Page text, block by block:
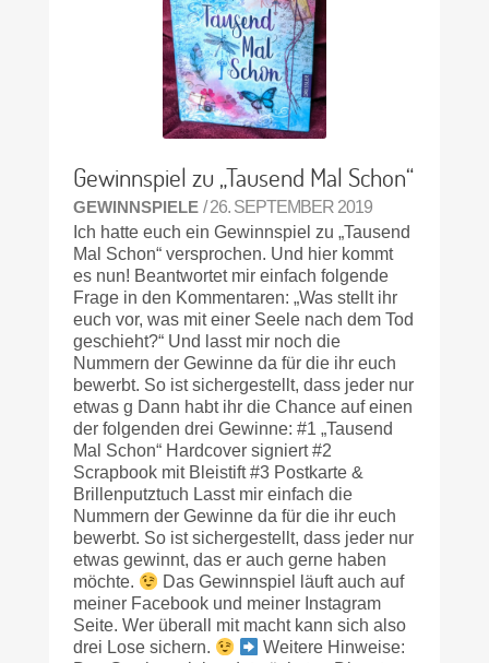
Gewinnspiel zu „Tausend Mal Schon“
GEWINNSPIELE / 26. SEPTEMBER 2019
Ich hatte euch ein Gewinnspiel zu „Tausend
Mal Schon“ versprochen. Und hier kommt
es nun! Beantwortet mir einfach folgende
Frage in den Kommentaren: „Was stellt ihr
euch vor, was mit einer Seele nach dem Tod
geschieht?“ Und lasst mir noch die
Nummern der Gewinne da für die ihr euch
bewerbt. So ist sichergestellt, dass jeder nur
etwas g Dann habt ihr die Chance auf einen
der folgenden drei Gewinne: #1 „Tausend
Mal Schon“ Hardcover signiert #2
Scrapbook mit Bleistift #3 Postkarte &
Brillenputztuch Lasst mir einfach die
Nummern der Gewinne da für die ihr euch
bewerbt. So ist sichergestellt, dass jeder nur
etwas gewinnt, das er auch gerne haben
möchte.
Das Gewinnspiel läuft auch auf
meiner Facebook und meiner Instagram
Seite. Wer überall mit macht kann sich also
drei Lose sichern.
Weitere Hinweise: